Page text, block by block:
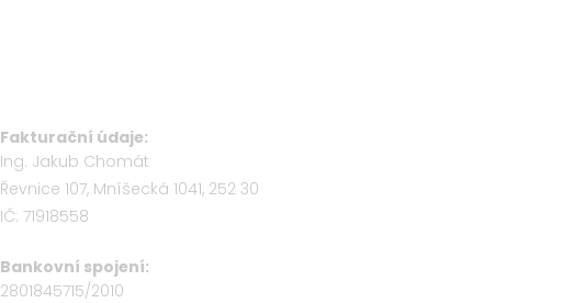
Fakturační údaje:
Ing. Jakub Chomát
Řevnice 107, Mníšecká 1041, 252 30
IČ: 71918558
Bankovní spojení:
2801845715/2010